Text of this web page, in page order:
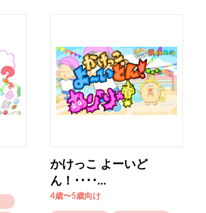
かけっこ よーいど
ん！････...
4歳〜5歳向け